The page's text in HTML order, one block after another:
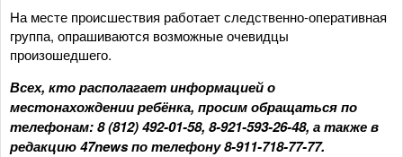
На месте происшествия работает следственно-оперативная
группа, опрашиваются возможные очевидцы
произошедшего.
Всех, кто располагает информацией о
местонахождении ребёнка, просим обращаться по
телефонам: 8 (812) 492-01-58, 8-921-593-26-48, а также в
редакцию 47news по телефону 8-911-718-77-77.